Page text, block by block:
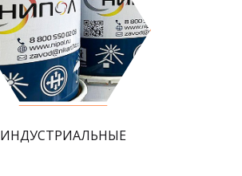
ИНДУСТРИАЛЬНЫЕ